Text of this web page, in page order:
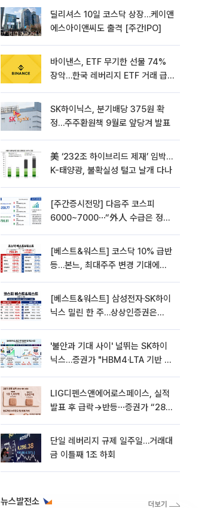
딜리셔스 10일 코스닥 상장…케이앤
에스아이앤씨도 출격 [주간IPO]
바이낸스, ETF 무기한 선물 74%
장악…한국 레버리지 ETF 거래 급
SK하이닉스, 분기배당 375원 확
정…주주환원책 9월로 앞당겨 발표
美 ‘232조 하이브리드 제재’ 임박…
K-태양광, 불확실성 털고 날개 다나
[주간증시전망] 다음주 코스피
6000~7000⋯“外人 수급은 정책
[베스트&워스트] 코스닥 10% 급반
등…본느, 최대주주 변경 기대에
[베스트&워스트] 삼성전자·SK하이
닉스 밀린 한 주…상상인증권은
'불안과 기대 사이' 널뛰는 SK하이
닉스…증권가 "HBM4·LTA 기반 펀
LIG디펜스앤에어로스페이스, 실적
발표 후 급락→반등⋯증권가 “28년
단일 레버리지 규제 일주일…거래대
금 이틀째 1조 하회
뉴스발전소